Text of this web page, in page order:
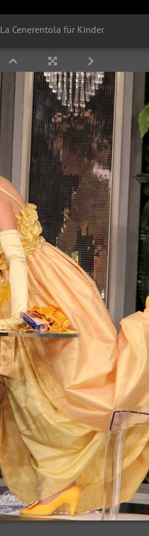
La Cenerentola für Kinder